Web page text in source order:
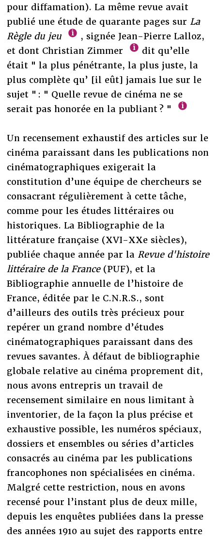
pour diffamation). La même revue avait
publié une étude de quarante pages sur La
Règle du jeu
, signée Jean-Pierre Lalloz,
et dont Christian Zimmer
dit qu’elle
était " la plus pénétrante, la plus juste, la
plus complète qu’ [il eût] jamais lue sur le
sujet " : " Quelle revue de cinéma ne se
serait pas honorée en la publiant ? "
Un recensement exhaustif des articles sur le
cinéma paraissant dans les publications non
cinématographiques exigerait la
constitution d’une équipe de chercheurs se
consacrant régulièrement à cette tâche,
comme pour les études littéraires ou
historiques. La Bibliographie de la
littérature française (XVI-XXe siècles),
publiée chaque année par la Revue d'histoire
littéraire de la France(PUF), et la
Bibliographie annuelle de l’histoire de
France, éditée par le C.N.R.S., sont
d’ailleurs des outils très précieux pour
repérer un grand nombre d’études
cinématographiques paraissant dans des
revues savantes. À défaut de bibliographie
globale relative au cinéma proprement dit,
nous avons entrepris un travail de
recensement similaire en nous limitant à
inventorier, de la façon la plus précise et
exhaustive possible, les numéros spéciaux,
dossiers et ensembles ou séries d’articles
consacrés au cinéma par les publications
francophones non spécialisées en cinéma.
Malgré cette restriction, nous en avons
recensé pour l’instant plus de deux mille,
depuis les enquêtes publiées dans la presse
des années 1910 au sujet des rapports entre